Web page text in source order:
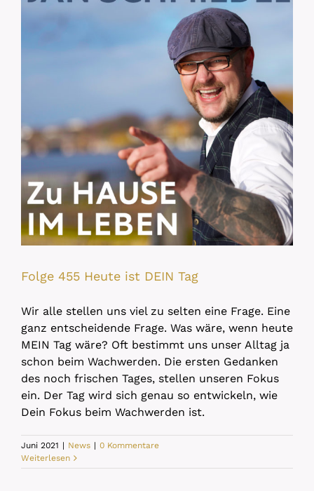
Folge 455 Heute ist DEIN Tag
Wir alle stellen uns viel zu selten eine Frage. Eine
ganz entscheidende Frage. Was wäre, wenn heute
MEIN Tag wäre? Oft bestimmt uns unser Alltag ja
schon beim Wachwerden. Die ersten Gedanken
des noch frischen Tages, stellen unseren Fokus
ein. Der Tag wird sich genau so entwickeln, wie
Dein Fokus beim Wachwerden ist.
Juni 2021 | News | 0 Kommentare
Weiterlesen